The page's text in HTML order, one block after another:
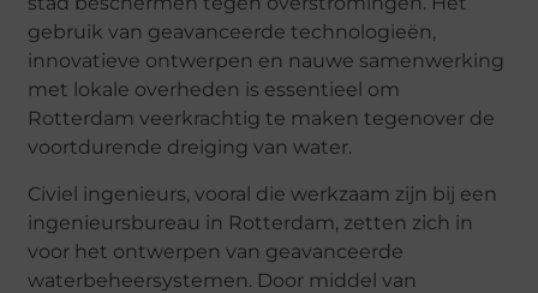
gebruik van geavanceerde technologieën,
innovatieve ontwerpen en nauwe samenwerking
met lokale overheden is essentieel om
Rotterdam veerkrachtig te maken tegenover de
voortdurende dreiging van water.
Civiel ingenieurs, vooral die werkzaam zijn bij een
ingenieursbureau in Rotterdam, zetten zich in
voor het ontwerpen van geavanceerde
waterbeheersystemen. Door middel van